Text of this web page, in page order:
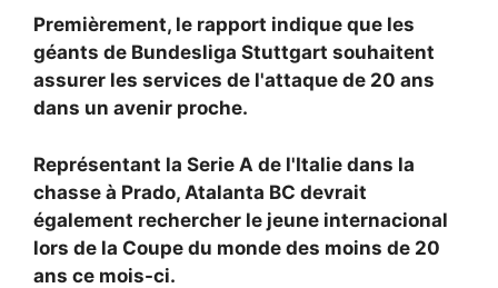
Premièrement, le rapport indique que les
géants de Bundesliga Stuttgart souhaitent
assurer les services de l'attaque de 20 ans
dans un avenir proche.
Représentant la Serie A de l'Italie dans la
chasse à Prado, Atalanta BC devrait
également rechercher le jeune internacional
lors de la Coupe du monde des moins de 20
ans ce mois-ci.